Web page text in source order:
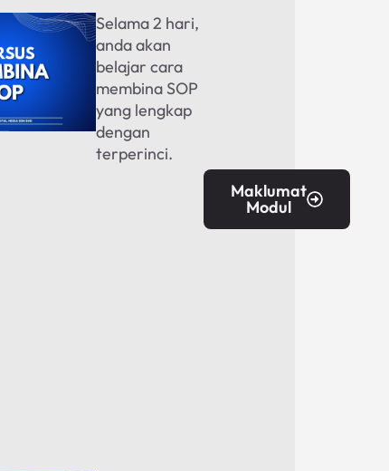
Selama 2 hari,
anda akan
belajar cara
membina SOP
yang lengkap
dengan
terperinci.
Maklumat
Modul